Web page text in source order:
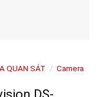
QUAN SÁT / Camera